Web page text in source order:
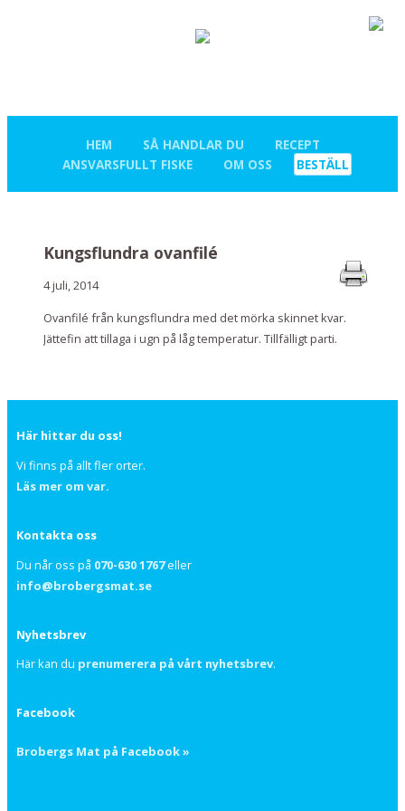
HEM SÅ HANDLAR DU
RECEPT
ANSVARSFULLT FISKE
OM OSS BESTÄLL
Kungsflundra ovanfilé
4 juli, 2014
Ovanfilé från kungsflundra med det mörka skinnet kvar.
Jättefin att tillaga i ugn på låg temperatur. Tillfälligt parti.
Här hittar du oss!
Vi finns på allt fler orter.
Läs mer om var.
Kontakta oss
Du når oss på 070-630 1767eller
info@brobergsmat.se
Nyhetsbrev
Här kan du prenumerera på vårt nyhetsbrev.
Facebook
Brobergs Mat på Facebook »